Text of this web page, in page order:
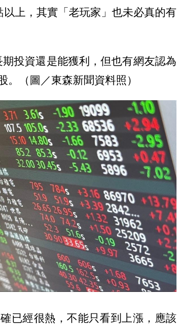
上，其實「老玩家」也未必真的有
投資還是能獲利，但也有網友認為
。（圖／東森新聞資料照）
已經很熱，不能只看到上漲，應該